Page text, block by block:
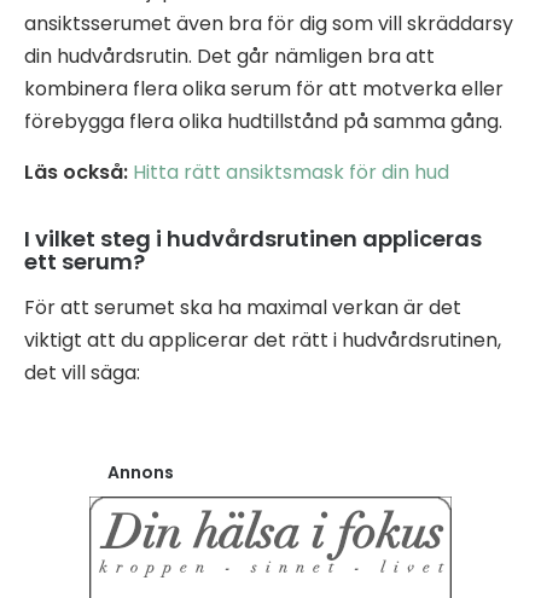
ansiktsserumet även bra för dig som vill skräddarsy
din hudvårdsrutin. Det går nämligen bra att
kombinera flera olika serum för att motverka eller
förebygga flera olika hudtillstånd på samma gång.
Läs också: Hitta rätt ansiktsmask för din hud
I vilket steg i hudvårdsrutinen appliceras
ett serum?
För att serumet ska ha maximal verkan är det
viktigt att du applicerar det rätt i hudvårdsrutinen,
det vill säga:
Annons